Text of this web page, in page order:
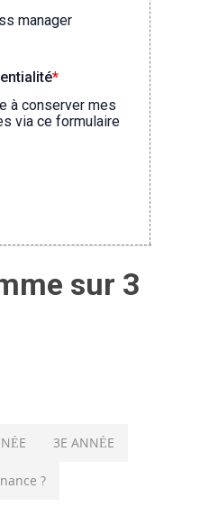
sur 3
3E ANNÉE
?